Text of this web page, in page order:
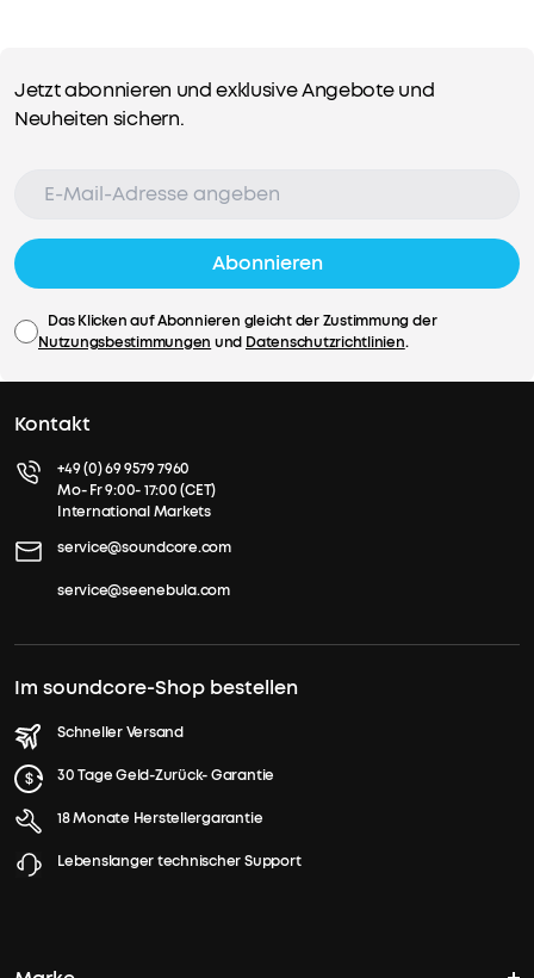
Jetzt abonnieren und exklusive Angebote und
Neuheiten sichern.
Abonnieren
Das Klicken auf Abonnieren gleicht der Zustimmung der
Nutzungsbestimmungen und Datenschutzrichtlinien.
Kontakt
+49 (0) 69 9579 7960
Mo- Fr 9:00- 17:00 (CET)
International Markets
service@soundcore.com
service@seenebula.com
Im soundcore-Shop bestellen
Schneller Versand
30 Tage Geld-Zurück- Garantie
18 Monate Herstellergarantie
Lebenslanger technischer Support